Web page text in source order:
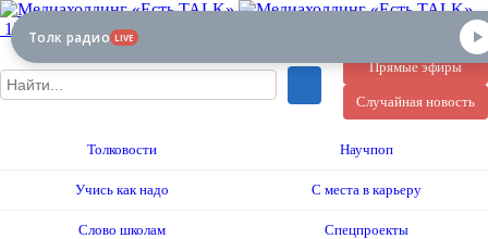
12+
Прямые эфиры
Случайная новость
Толковости Научпоп
Учись как надо С места в карьеру
Слово школам Спецпроекты
Толк радио LIVE